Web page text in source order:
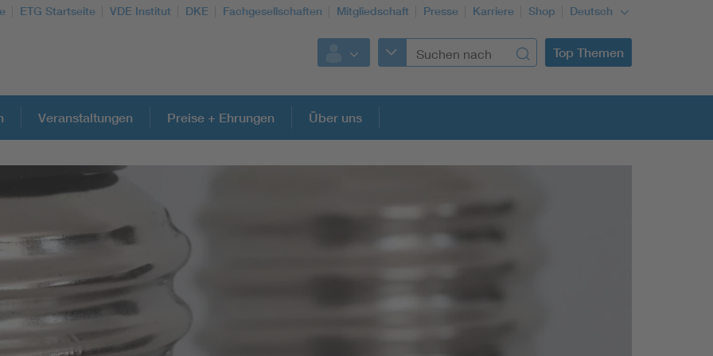
ETG Startseite VDE Institut DKE Fachgesellschaften Mitgliedschaft Presse Karriere Shop Deutsch
Top Themen
Weitere Themen
Energy efficiency
Energy grids
Veranstaltungen Preise + Ehrungen Über uns